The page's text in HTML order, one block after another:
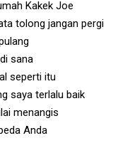
Kakek Joe
tolong jangan pergi
sana
seperti itu
saya terlalu baik
menangis
Anda